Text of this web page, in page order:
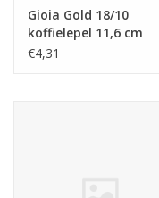
Gioia Gold 18/10
koffielepel 11,6 cm
€4,31